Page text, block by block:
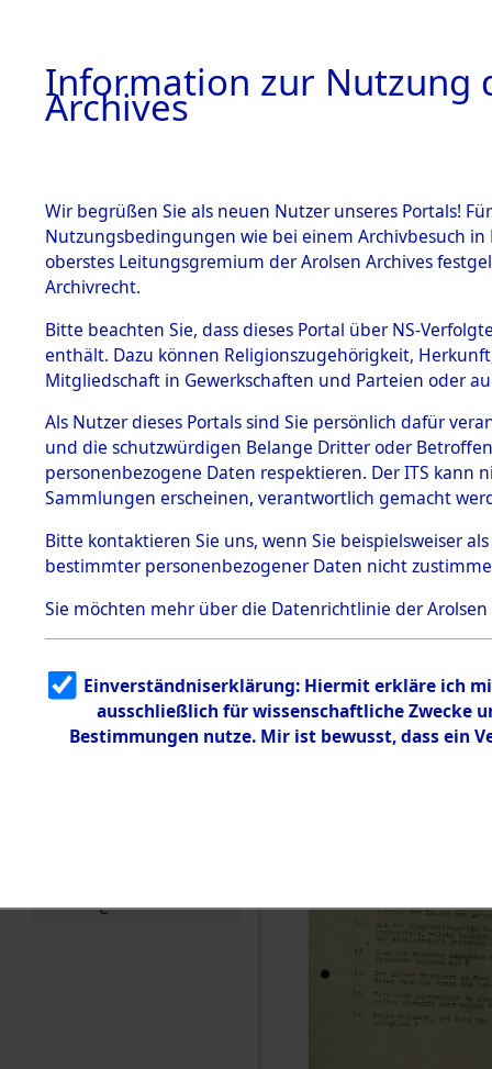
BESTÄNDE
1.
mente
5. Verschiedenes
5.3
Todesmärsche
5.3.1 Alliierte
Erhebungen
zu
Todesmärsch
en
5.3.2
g
5.3.3
Todesmärsch
e
von
Toter aus
Ort ihrer
0003
Information zur Nutzung
Archives
Wir begrüßen Sie als neuen Nutzer unseres Portals!
Nutzungsbedingungen wie bei einem Archivbesuch
oberstes Leitungsgremium der Arolsen Archives
Archivrecht.
Bitte beachten Sie, dass dieses Portal über NS-
enthält. Dazu können Religionszugehörigkeit,
Mitgliedschaft in Gewerkschaften und Parteien oder
Als Nutzer dieses Portals sind Sie persönlich dafür
und die schutzwürdigen Belange Dritter oder
personenbezogene Daten respektieren. Der ITS
Sammlungen erscheinen, verantwortlich gemacht
Bitte kontaktieren Sie uns, wenn Sie beispielsweiser
bestimmter personenbezogener Daten nicht
Sie möchten mehr über die Datenrichtlinie der Arolsen
Einverständniserklärung: Hiermit erkläre ich
ausschließlich für wissenschaftliche Zwecke
Bestimmungen nutze. Mir ist bewusst, dass ein